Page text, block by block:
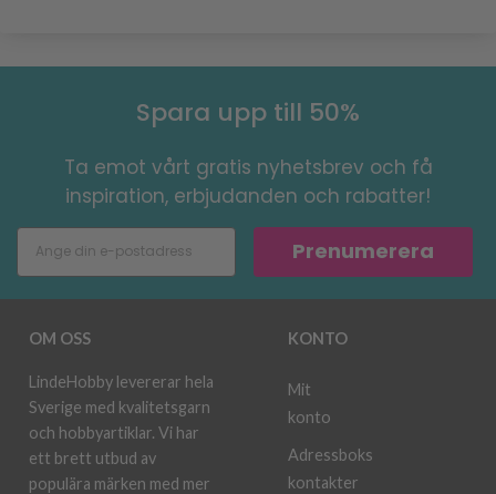
Spara upp till 50%
Ta emot vårt gratis nyhetsbrev och få
inspiration, erbjudanden och rabatter!
Prenumerera
OM OSS
LindeHobby levererar hela
Sverige med kvalitetsgarn
och hobbyartiklar. Vi har
ett brett utbud av
populära märken med mer
KONTO
Mit
konto
Adressboks
kontakter